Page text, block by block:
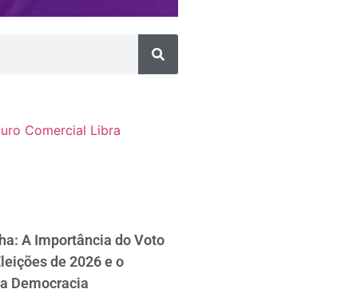
Comercial Libra
A Importância do Voto
de 2026 e o
Democracia